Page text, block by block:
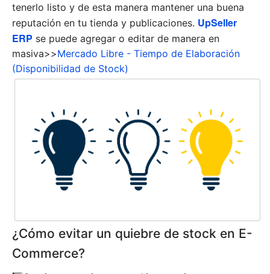
tenerlo listo y de esta manera mantener una buena
reputación en tu tienda y publicaciones. UpSeller
ERP se puede agregar o editar de manera en
masiva>>Mercado Libre - Tiempo de Elaboración
(Disponibilidad de Stock)
¿Cómo evitar un quiebre de stock en E-
Commerce?